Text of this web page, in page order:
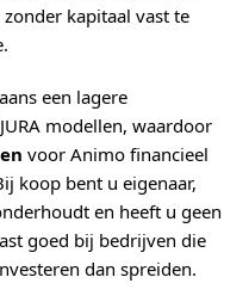
kapitaal vast te
een lagere
modellen, waardoor
voor Animo financieel
koop bent u eigenaar,
en heeft u geen
goed bij bedrijven die
dan spreiden.